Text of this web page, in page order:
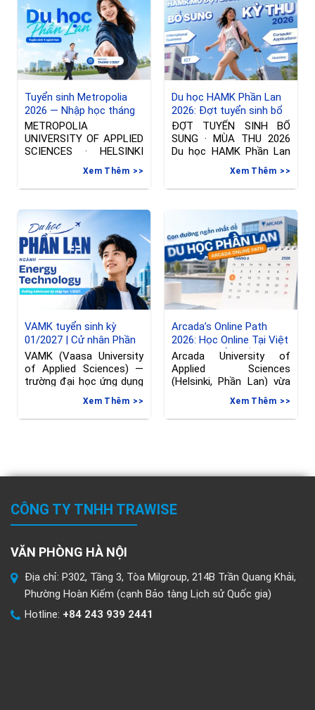
Tuyển sinh Metropolia
2026 — Nhập học tháng
01/2027 tại Phần Lan
METROPOLIA
UNIVERSITY OF APPLIED
SCIENCES · HELSINKI
Đợt tuyển sinh riêng —
Nhập học thángXem Thêm
Du học HAMK Phần Lan
2026: Đợt tuyển sinh bổ
sung ngành International
Business & Công nghệ
thông tin
ĐỢT TUYỂN SINH BỔ
SUNG · MÙA THU 2026
Du học HAMK Phần Lan
Xem Thêm
VAMK tuyển sinh kỳ
01/2027 | Cử nhân Phần
Lan ngành Kỹ thuật
VAMK (Vaasa University
of Applied Sciences) —
trường đại học ứng dụng
Xem Thêm
Arcada’s Online Path
2026: Học Online Tại Việt
Nam, Chuyển Tiếp Sang
Phần Lan, hạn đăng ký
đến 08/06/2026
Arcada University of
Applied Sciences
(Helsinki, Phần Lan) vừa
Xem Thêm
CÔNG TY TNHH TRAWISE
VĂN PHÒNG HÀ NỘI
Địa chỉ: P302, Tầng 3, Tòa Milgroup, 214B Trần Quang Khải,
Phường Hoàn Kiếm (cạnh Bảo tàng Lịch sử Quốc gia)
Hotline: +84 243 939 2441